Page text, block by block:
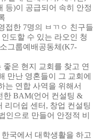
등)이 공급되어 속히 안정
접한 7명의 ㅂㄲㅇ 친구들
인도할 수 있는 라오인 청
그룹예배공동체(K7-
은 현지 교회를 찾고 연
만난 영혼들이 그 교회에
는 연합 사역을 위해서
한 BAM(언어 컨설팅 &
리더쉽 센터, 창업 컨설팅
인으로 만들어 안정적 비
국에서 대학생활을 하고